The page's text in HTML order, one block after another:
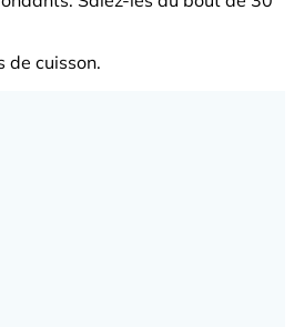
de cuisson.